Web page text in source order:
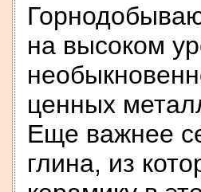
на высоком
ценных
Еще важнее
глина, из